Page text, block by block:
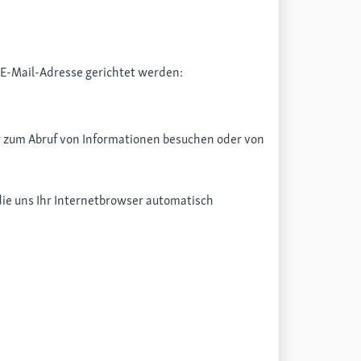
Mail-Adresse gerichtet werden:
Abruf von Informationen besuchen oder von
uns Ihr Internetbrowser automatisch